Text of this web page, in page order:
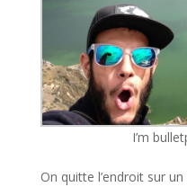
I’m
On quitte l’endroit sur